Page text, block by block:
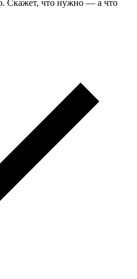
Скажет, что нужно — а что